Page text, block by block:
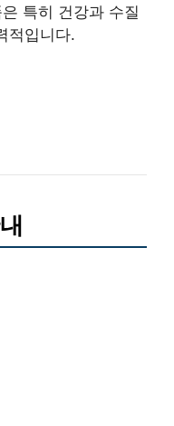
특히 건강과 수질
적입니다.